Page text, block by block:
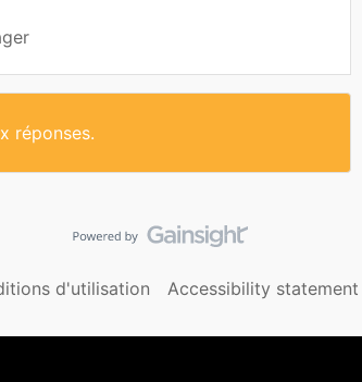
réponses.
d'utilisation Accessibility statement